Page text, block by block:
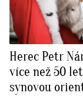
Herec Petr
více než 50
synovou